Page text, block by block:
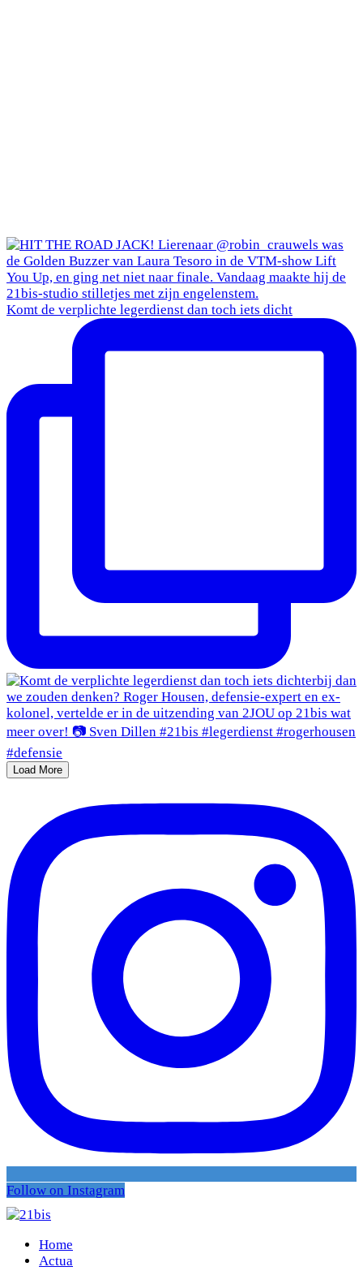
Komt de verplichte legerdienst dan toch iets dicht
Load More
Follow on Instagram
Home
Actua